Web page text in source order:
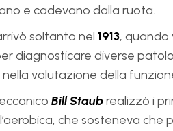
e cadevano dalla ruota.
soltanto nel 1913, quando
diagnosticare diverse
valutazione della
Bill Staubrealizzò i
che sosteneva